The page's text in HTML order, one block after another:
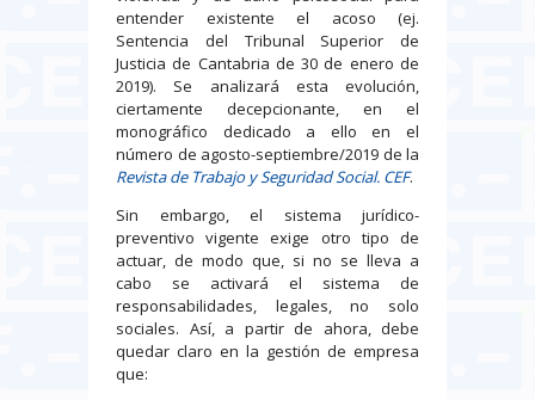
entender existente el acoso (ej.
Sentencia del Tribunal Superior de
Justicia de Cantabria de 30 de enero de
2019). Se analizará esta evolución,
ciertamente decepcionante, en el
monográfico dedicado a ello en el
número de agosto-septiembre/2019 de la
Revista de Trabajo y Seguridad Social. CEF.
Sin embargo, el sistema jurídico-
preventivo vigente exige otro tipo de
actuar, de modo que, si no se lleva a
cabo se activará el sistema de
responsabilidades, legales, no solo
sociales. Así, a partir de ahora, debe
quedar claro en la gestión de empresa
que: